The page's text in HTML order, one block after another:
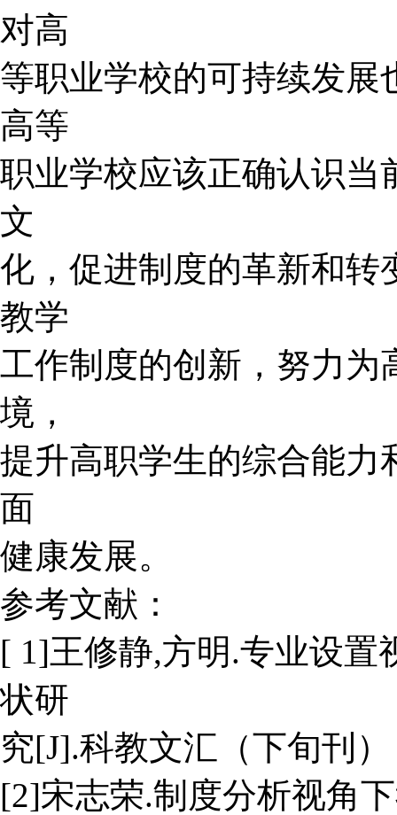
对高
等职业学校的可持续发展
高等
职业学校应该正确认识当
文
化，促进制度的革新和转
教学
工作制度的创新，努力为
境，
提升高职学生的综合能力
面
健康发展。
参考文献：
[ 1]王修静,方明.专业设置
状研
究[J].科教文汇（下旬刊）
[2]宋志荣.制度分析视角